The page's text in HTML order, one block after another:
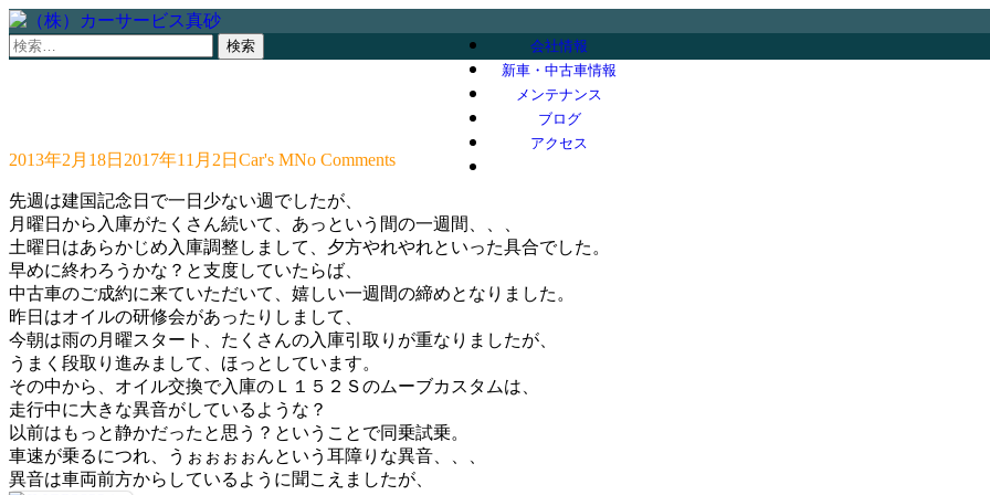
検
会社情報
新車・中古車情報
メンテナンス
ブログ
アクセス
2013年2月18日 2017年11月2日 Car's MNo Comments
先週は建国記念日で一日少ない週でしたが、
月曜日から入庫がたくさん続いて、あっという間の一週間、、、
土曜日はあらかじめ入庫調整しまして、夕方やれやれといった具合でした。
早めに終わろうかな？と支度していたらば、
中古車のご成約に来ていただいて、嬉しい一週間の締めとなりました。
昨日はオイルの研修会があったりしまして、
今朝は雨の月曜スタート、たくさんの入庫引取りが重なりましたが、
うまく段取り進みまして、ほっとしています。
その中から、オイル交換で入庫のＬ１５２Ｓのムーブカスタムは、
走行中に大きな異音がしているような？
以前はもっと静かだったと思う？ということで同乗試乗。
車速が乗るにつれ、うぉぉぉぉんという耳障りな異音、、、
異音は車両前方からしているように聞こえましたが、